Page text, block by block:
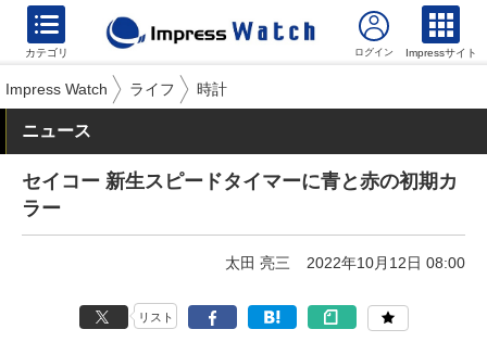
カテゴリ Impressサイト
Impress Watch ライフ 時計
ニュース
セイコー 新生スピードタイマーに青と赤の初期カ
ラー
太田 亮三 2022年10月12日 08:00
リスト